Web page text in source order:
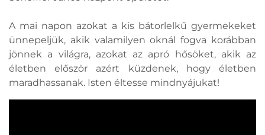
A mai napon azokat a kis bátorlelkű gyermekeket
ünnepeljük, akik valamilyen oknál fogva korábban
jönnek a világra, azokat az apró hősöket, akik az
életben először azért küzdenek, hogy életben
maradhassanak. Isten éltesse mindnyájukat!